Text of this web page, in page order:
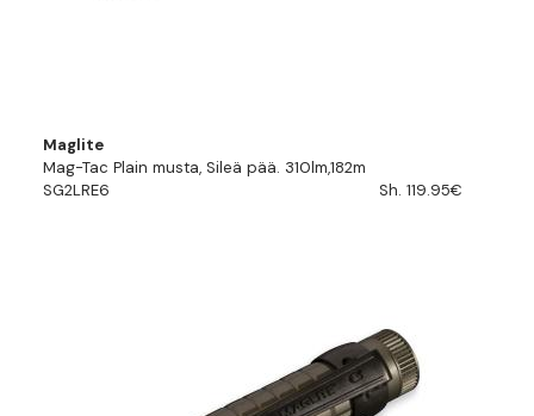
Maglite
Mag-Tac Plain musta, Sileä pää. 310lm,182m
SG2LRE6
Sh. 119.95€